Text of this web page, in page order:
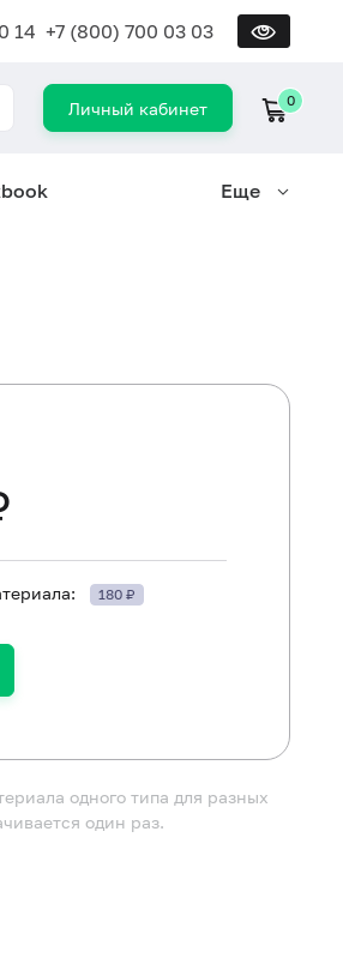
14 +7 (800) 700 03 03
Личный кабинет 0
Еще
не принимать пищу в течение
5 лет не принимать пищу в
8 часов до исследования,
180 ₽
одного типа для разных
один раз.